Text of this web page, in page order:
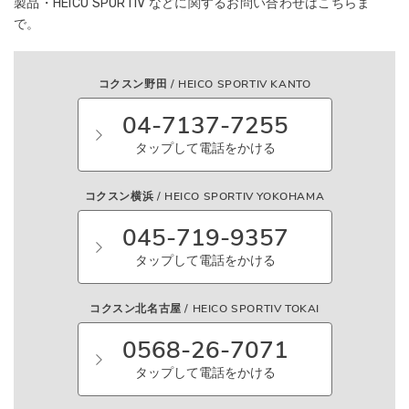
製品・HEICO SPORTIV などに関するお問い合わせはこちらま
で。
コクスン野田 / HEICO SPORTIV KANTO
04-7137-7255
タップして電話をかける
コクスン横浜 / HEICO SPORTIV YOKOHAMA
045-719-9357
タップして電話をかける
コクスン北名古屋 / HEICO SPORTIV TOKAI
0568-26-7071
タップして電話をかける